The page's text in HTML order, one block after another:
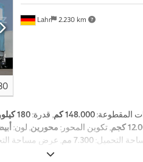
Lahr 2.230 km
المقطوعة:148.000 كم , قدرة:180 كيلوواط (244,73 حصان)
كجم , تكوين المحور: محورين, لون:
التحميل: 7.300 مم , عرض مساحة
معدات:تكييف الهواء, رافعة خلفية, نظام الفرامل المانعة للانغلاق (ABS)